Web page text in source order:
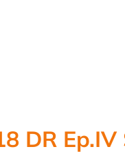
DR Ep.IV